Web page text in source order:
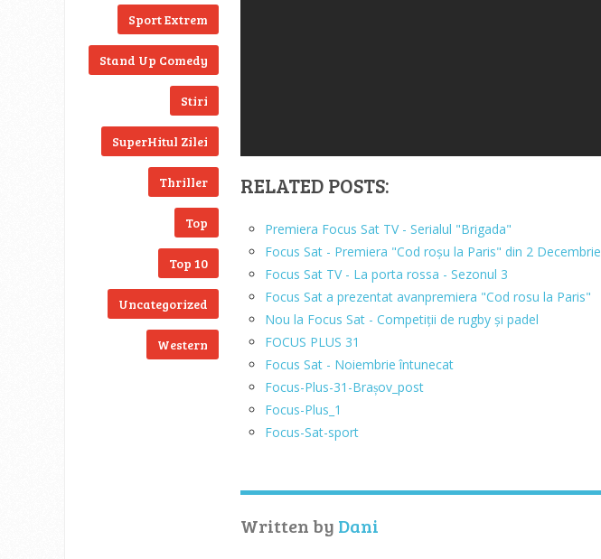
Sport Extrem
Stand Up Comedy
Stiri
SuperHitul Zilei
Thriller
Top
Top 10
Uncategorized
Western
RELATED POSTS:
Premiera Focus Sat TV - Serialul "Brigada"
Focus Sat - Premiera "Cod roșu la Paris" din 2 Decembrie
Focus Sat TV - La porta rossa - Sezonul 3
Focus Sat a prezentat avanpremiera "Cod rosu la Paris"
Nou la Focus Sat - Competiții de rugby și padel
FOCUS PLUS 31
Focus Sat - Noiembrie întunecat
Focus-Plus-31-Brașov_post
Focus-Plus_1
Focus-Sat-sport
Written by Dani